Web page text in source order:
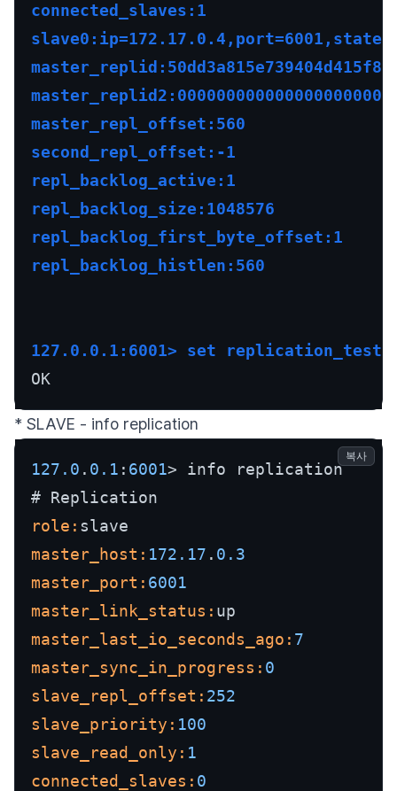
connected_slaves:1
master_repl_offset:560
second_repl_offset:-1
repl_backlog_active:1
repl_backlog_size:1048576
repl_backlog_first_byte_offset:1
repl_backlog_histlen:560
127.0.0.1:6001> set replication_test
OK
* SLAVE - info replication
127.0 . 0.1 : 6001> info replication
role:
master_host: 172.17 . 0.3
master_port: 6001
master_link_status:
master_last_io_seconds_ago: 7
master_sync_in_progress: 0
slave_repl_offset: 252
slave_priority: 100
slave_read_only: 1
connected_slaves: 0
복사